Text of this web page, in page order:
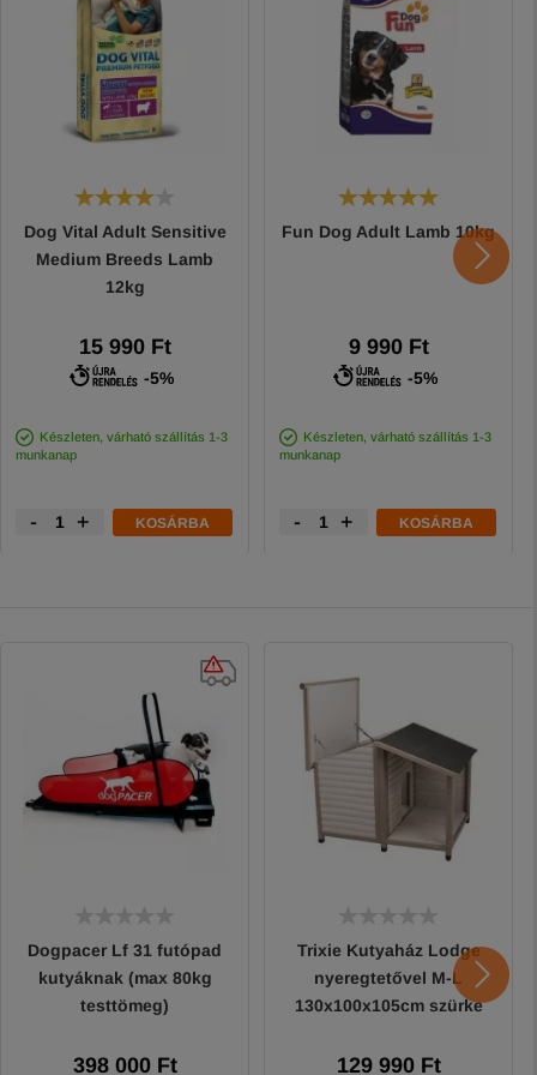
Dog Vital Adult Sensitive
Medium Breeds Lamb
12kg
15 990 Ft
-5%
Készleten, várható szállítás 1-3
munkanap
- + KOSÁRBA
Fun Dog Adult Lamb 10kg
9 990 Ft
-5%
Készleten, várható szállítás 1-3
munkanap
- + KOSÁRBA
Dogpacer Lf 31 futópad
kutyáknak (max 80kg
testtömeg)
398 000 Ft
Trixie Kutyaház Lodge
nyeregtetővel M-L
130x100x105cm szürke
129 990 Ft